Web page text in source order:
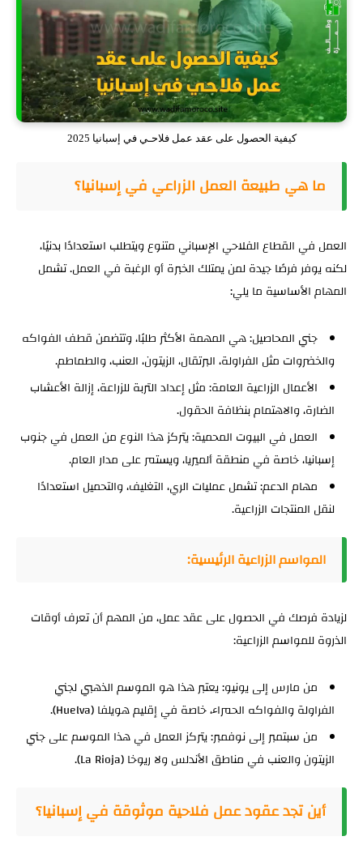
كيفية الحصول على عقد عمل فلاحـي في إسبانيا 2025
ما هي طبيعة العمل الزراعي في إسبانيا؟
العمل في القطاع الفلاحي الإسباني متنوع ويتطلب استعدادًا بدنيًا،
لكنه يوفر فرصًا جيدة لمن يمتلك الخبرة أو الرغبة في العمل. تشمل
المهام الأساسية ما يلي:
جني المحاصيل: هي المهمة الأكثر طلبًا، وتتضمن قطف الفواكه
والخضروات مثل الفراولة، البرتقال، الزيتون، العنب، والطماطم.
الأعمال الزراعية العامة: مثل إعداد التربة للزراعة، إزالة الأعشاب
الضارة، والاهتمام بنظافة الحقول.
العمل في البيوت المحمية: يتركز هذا النوع من العمل في جنوب
إسبانيا، خاصة في منطقة ألميريا، ويستمر على مدار العام.
مهام الدعم: تشمل عمليات الري، التغليف، والتحميل استعدادًا
لنقل المنتجات الزراعية.
المواسم الزراعية الرئيسية:
لزيادة فرصك في الحصول على عقد عمل، من المهم أن تعرف أوقات
الذروة للمواسم الزراعية:
من مارس إلى يونيو: يعتبر هذا هو الموسم الذهبي لجني
الفراولة والفواكه الحمراء، خاصة في إقليم هويلفا (Huelva).
من سبتمبر إلى نوفمبر: يتركز العمل في هذا الموسم على جني
الزيتون والعنب في مناطق الأندلس ولا ريوخا (La Rioja).
أين تجد عقود عمل فلاحية موثوقة في إسبانيا؟